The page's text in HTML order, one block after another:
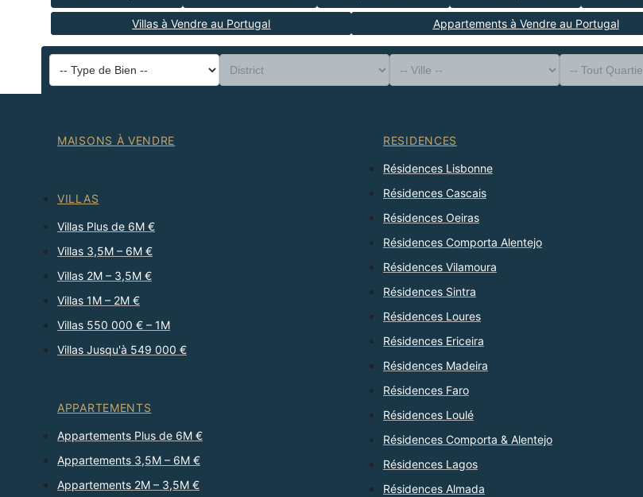
Villas à Vendre au Portugal Appartements à Vendre au Portugal
-- Type de Bien --
District
-- Ville --
-- Tout Quartier --
-- Tout Nombre --
Trier Par
MAISONS À VENDRE
VILLAS
Villas Plus de 6M €
Villas 3,5M – 6M €
Villas 2M – 3,5M €
Villas 1M – 2M €
Villas 550 000 € – 1M
Villas Jusqu'à 549 000 €
APPARTEMENTS
Appartements Plus de 6M €
Appartements 3,5M – 6M €
Appartements 2M – 3,5M €
RESIDENCES
Résidences Lisbonne
Résidences Cascais
Résidences Oeiras
Résidences Comporta Alentejo
Résidences Vilamoura
Résidences Sintra
Résidences Loures
Résidences Ericeira
Résidences Madeira
Résidences Faro
Résidences Loulé
Résidences Comporta & Alentejo
Résidences Lagos
Résidences Almada